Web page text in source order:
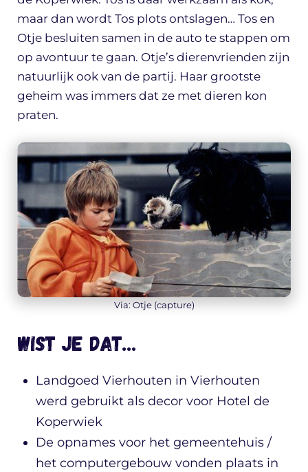
maar dan wordt Tos plots ontslagen… Tos en
Otje besluiten samen in de auto te stappen om
op avontuur te gaan. Otje’s dierenvrienden zijn
natuurlijk ook van de partij. Haar grootste
geheim was immers dat ze met dieren kon
praten.
Via: Otje (capture)
Wist je dat…
Landgoed Vierhouten in Vierhouten
werd gebruikt als decor voor Hotel de
Koperwiek
De opnames voor het gemeentehuis /
het computergebouw vonden plaats in